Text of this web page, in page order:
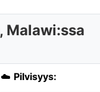
Malawi:ssa
☁️ Pilvisyys: